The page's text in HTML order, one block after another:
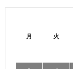
月 火